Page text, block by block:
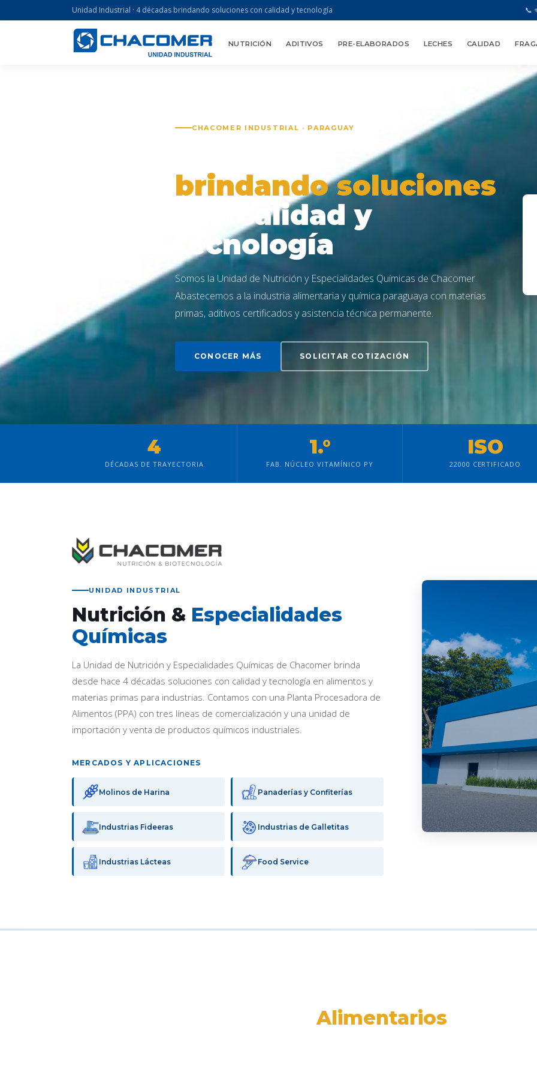
Unidad Industrial · 4 décadas brindando soluciones con calidad y tecnología 📞
NUTRICIÓN ADITIVOS PRE-ELABORADOS LECHES CALIDAD
CHACOMER INDUSTRIAL · PARAGUAY
brindando soluciones
con calidad y
tecnología
Somos la Unidad de Nutrición y Especialidades Químicas de Chacomer.
Abastecemos a la industria alimentaria y química paraguaya con materias
primas, aditivos certificados y asistencia técnica permanente.
CONOCER MÁS SOLICITAR COTIZACIÓN
4
DÉCADAS DE TRAYECTORIA
1.°
FAB. NÚCLEO VITAMÍNICO PY
ISO
22000 CERTIFICADO
UNIDAD INDUSTRIAL
Nutrición & Especialidades
Químicas
La Unidad de Nutrición y Especialidades Químicas de Chacomer brinda
desde hace 4 décadas soluciones con calidad y tecnología en alimentos y
materias primas para industrias. Contamos con una Planta Procesadora de
Alimentos (PPA) con tres líneas de comercialización y una unidad de
importación y venta de productos químicos industriales.
MERCADOS Y APLICACIONES
Molinos de Harina Panaderías y Confiterías
Industrias Fideeras Industrias de Galletitas
Industrias Lácteas Food Service
Aditivos & IngredientesAlimentarios